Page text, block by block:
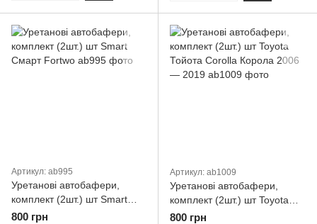
Артикул: ab995
Уретанові автобафери,
комплект (2шт.) шт Smart
Смарт Fortwo
800 грн
Артикул: ab1009
Уретанові автобафери,
комплект (2шт.) шт Toyota
Тойота Corolla Корола 2006
800 грн